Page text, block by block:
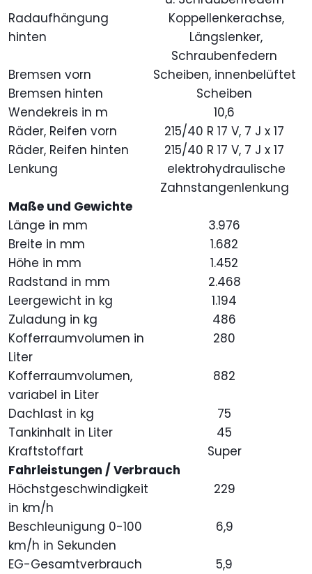
Radaufhängung
hinten
Koppellenkerachse,
Längslenker,
Schraubenfedern
Bremsen vorn
Scheiben, innenbelüftet
Bremsen hinten
Scheiben
Wendekreis in m
10,6
Räder, Reifen vorn
215/40 R 17 V, 7 J x 17
Räder, Reifen hinten
215/40 R 17 V, 7 J x 17
Lenkung
elektrohydraulische
Zahnstangenlenkung
Maße und Gewichte
Länge in mm
3.976
Breite in mm
1.682
Höhe in mm
1.452
Radstand in mm
2.468
Leergewicht in kg
1.194
Zuladung in kg
486
Kofferraumvolumen in
Liter
280
Kofferraumvolumen,
variabel in Liter
882
Dachlast in kg
75
Tankinhalt in Liter
45
Kraftstoffart
Super
Fahrleistungen / Verbrauch
Höchstgeschwindigkeit
in km/h
229
Beschleunigung 0-100
km/h in Sekunden
6,9
EG-Gesamtverbrauch
5,9